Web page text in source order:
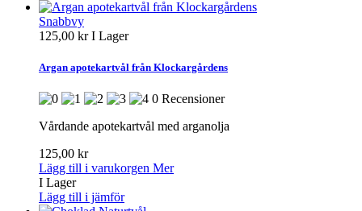
Snabbvy
125,00 krI Lager
Argan apotekartvål från Klockargårdens
0 Recensioner
Vårdande apotekartvål med arganolja
125,00 kr
Lägg till i varukorgen Mer
I Lager
Lägg till i jämför